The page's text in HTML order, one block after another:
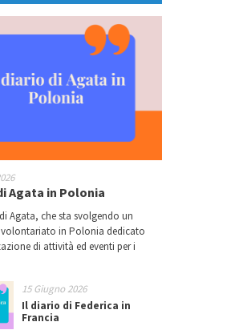
Agata in Polonia
Agata, che sta svolgendo un
in Polonia dedicato
di attività ed eventi per i
15 Giugno 2026
Il diario di Federica in
Francia